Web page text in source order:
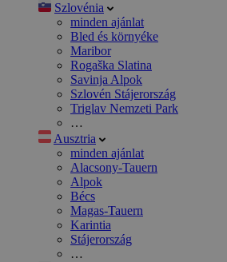
Szlovénia
minden ajánlat
Bled és környéke
Maribor
Rogaška Slatina
Savinja Alpok
Szlovén Stájerország
Triglav Nemzeti Park
…
Ausztria
minden ajánlat
Alacsony-Tauern
Alpok
Bécs
Magas-Tauern
Karintia
Stájerország
…